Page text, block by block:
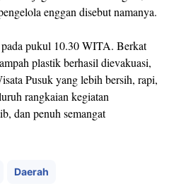
enggan disebut namanya.
pukul 10.30 WITA. Berkat
plastik berhasil dievakuasi,
Pusuk yang lebih bersih, rapi,
rangkaian kegiatan
dan penuh semangat
Daerah